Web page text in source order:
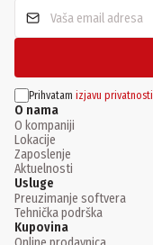
Prihvatam izjavu privatnosti
O nama
O kompaniji
Lokacije
Zaposlenje
Aktuelnosti
Usluge
Preuzimanje softvera
Tehnička podrška
Kupovina